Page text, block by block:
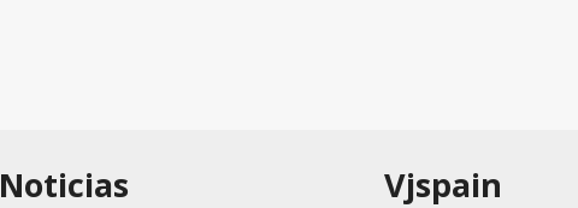
Noticias Vjspain